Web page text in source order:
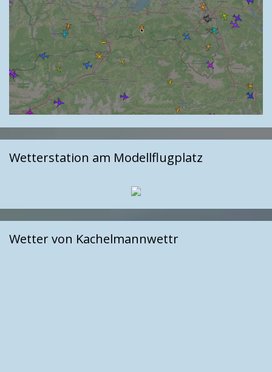
Wetterstation am Modellflugplatz
Wetter von Kachelmannwettr